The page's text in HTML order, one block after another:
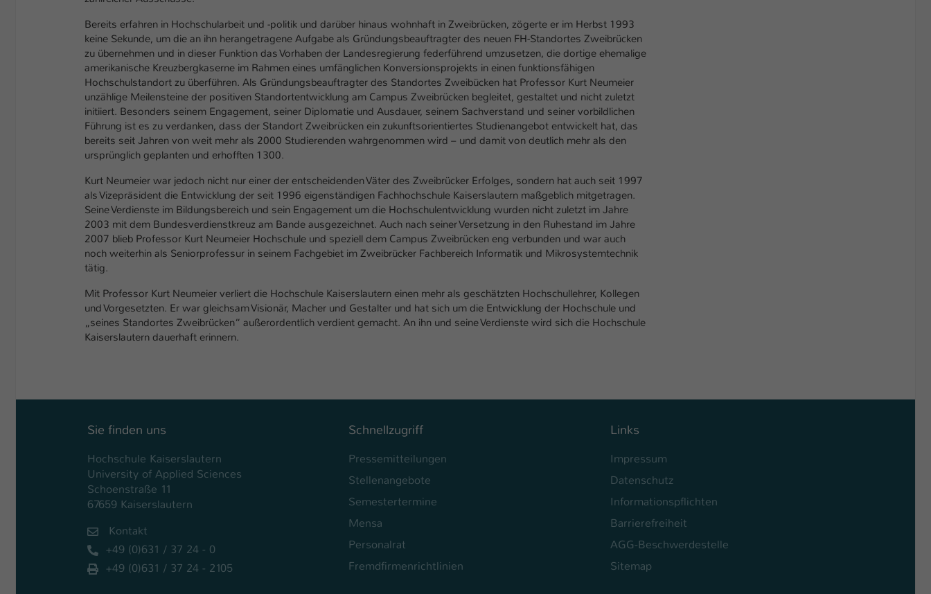
Bereits erfahren in Hochschularbeit und -politik und darüber hinaus wohnhaft in Zweibrücken, zögerte er im Herbst 1993
keine Sekunde, um die an ihn herangetragene Aufgabe als Gründungsbeauftragter des neuen FH-Standortes Zweibrücken
zu übernehmen und in dieser Funktion das Vorhaben der Landesregierung federführend umzusetzen, die dortige ehemalige
amerikanische Kreuzbergkaserne im Rahmen eines umfänglichen Konversionsprojekts in einen funktionsfähigen
Hochschulstandort zu überführen. Als Gründungsbeauftragter des Standortes Zweibücken hat Professor Kurt Neumeier
unzählige Meilensteine der positiven Standortentwicklung am Campus Zweibrücken begleitet, gestaltet und nicht zuletzt
initiiert. Besonders seinem Engagement, seiner Diplomatie und Ausdauer, seinem Sachverstand und seiner vorbildlichen
Führung ist es zu verdanken, dass der Standort Zweibrücken ein zukunftsorientiertes Studienangebot entwickelt hat, das
bereits seit Jahren von weit mehr als 2000 Studierenden wahrgenommen wird – und damit von deutlich mehr als den
ursprünglich geplanten und erhofften 1300.
Kurt Neumeier war jedoch nicht nur einer der entscheidenden Väter des Zweibrücker Erfolges, sondern hat auch seit 1997
als Vizepräsident die Entwicklung der seit 1996 eigenständigen Fachhochschule Kaiserslautern maßgeblich mitgetragen.
Seine Verdienste im Bildungsbereich und sein Engagement um die Hochschulentwicklung wurden nicht zuletzt im Jahre
2003 mit dem Bundesverdienstkreuz am Bande ausgezeichnet. Auch nach seiner Versetzung in den Ruhestand im Jahre
2007 blieb Professor Kurt Neumeier Hochschule und speziell dem Campus Zweibrücken eng verbunden und war auch
noch weiterhin als Seniorprofessur in seinem Fachgebiet im Zweibrücker Fachbereich Informatik und Mikrosystemtechnik
tätig.
Mit Professor Kurt Neumeier verliert die Hochschule Kaiserslautern einen mehr als geschätzten Hochschullehrer, Kollegen
und Vorgesetzten. Er war gleichsam Visionär, Macher und Gestalter und hat sich um die Entwicklung der Hochschule und
„seines Standortes Zweibrücken“ außerordentlich verdient gemacht. An ihn und seine Verdienste wird sich die Hochschule
Kaiserslautern dauerhaft erinnern.
Sie finden uns
Hochschule Kaiserslautern
University of Applied Sciences
Schoenstraße 11
67659 Kaiserslautern
Kontakt
+49 (0)631 / 37 24 - 0
+49 (0)631 / 37 24 - 2105
Schnellzugriff
Pressemitteilungen
Stellenangebote
Semestertermine
Mensa
Personalrat
Fremdfirmenrichtlinien
Links
Impressum
Datenschutz
Informationspflichten
Barrierefreiheit
AGG-Beschwerdestelle
Sitemap